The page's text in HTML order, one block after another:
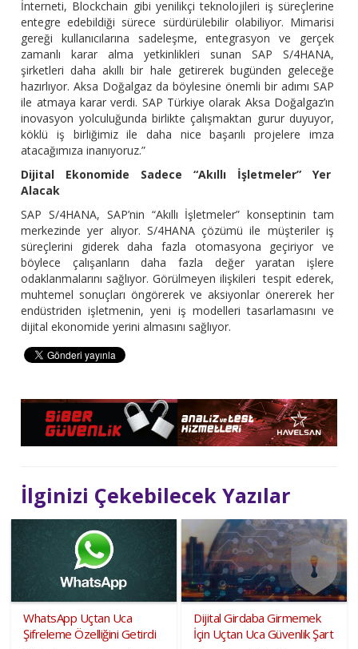
İnterneti, Blockchain gibi yenilikçi teknolojileri iş süreçlerine
entegre edebildiği sürece sürdürülebilir olabiliyor. Mimarisi
gereği kullanıcılarına sadeleşme, entegrasyon ve gerçek
zamanlı karar alma yetkinlikleri sunan SAP S/4HANA,
şirketleri daha akıllı bir hale getirerek bugünden geleceğe
hazırlıyor. Aksa Doğalgaz da böylesine önemli bir adımı SAP
ile atmaya karar verdi. SAP Türkiye olarak Aksa Doğalgaz’ın
inovasyon yolculuğunda birlikte çalışmaktan gurur duyuyor,
köklü iş birliğimiz ile daha nice başarılı projelere imza
atacağımıza inanıyoruz.”
Dijital Ekonomide Sadece “Akıllı İşletmeler” Yer
Alacak
SAP S/4HANA, SAP’nin “Akıllı İşletmeler” konseptinin tam
merkezinde yer alıyor. S/4HANA çözümü ile müşteriler iş
süreçlerini giderek daha fazla otomasyona geçiriyor ve
böylece çalışanların daha fazla değer yaratan işlere
odaklanmalarını sağlıyor. Görülmeyen ilişkileri tespit ederek,
muhtemel sonuçları öngörerek ve aksiyonlar önererek her
endüstriden işletmenin, yeni iş modelleri tasarlamasını ve
dijital ekonomide yerini almasını sağlıyor.
İlginizi Çekebilecek Yazılar
WhatsApp Uçtan Uca
Şifreleme Özelliğini Getirdi
Dijital Girdaba Girmemek
İçin Uçtan Uca Güvenlik Şart